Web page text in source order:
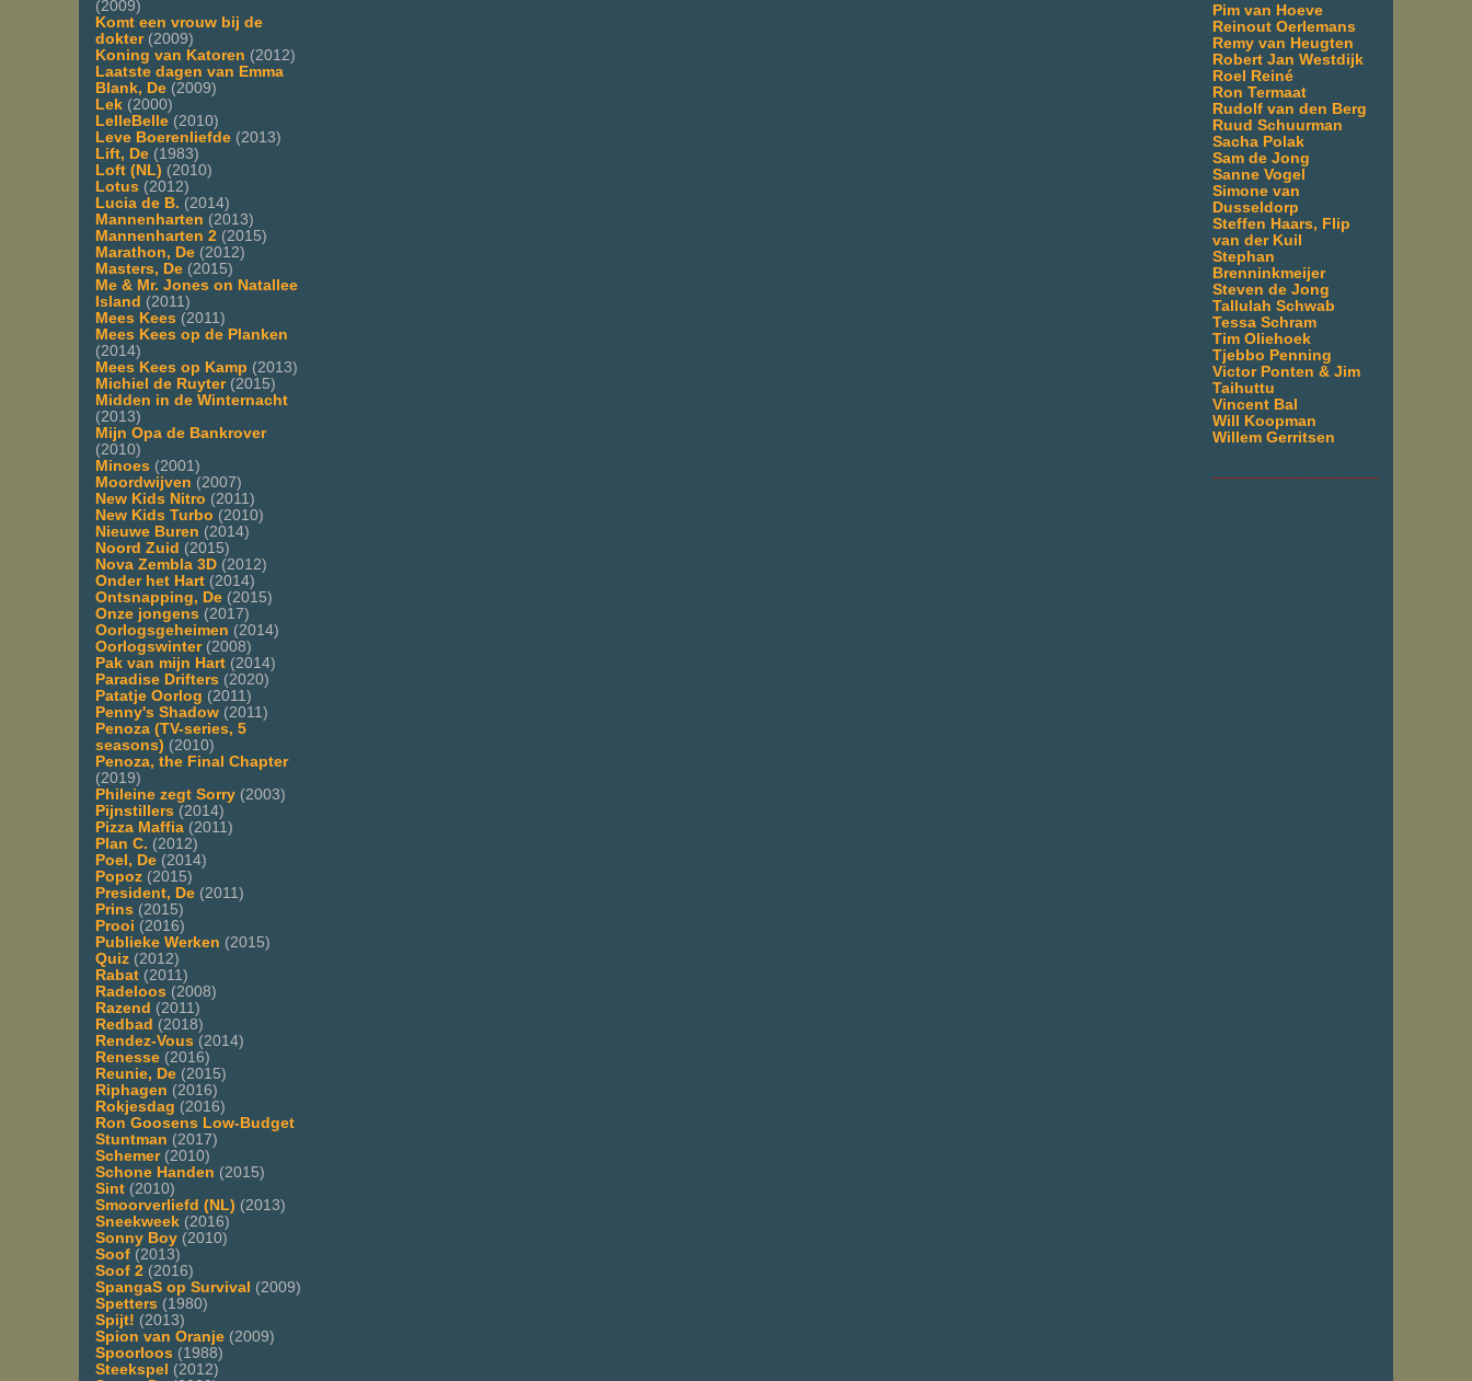
(2009)
Komt een vrouw bij de
dokter(2009)
Koning van Katoren (2012)
Laatste dagen van Emma
Blank, De (2009)
Lek (2000)
LelleBelle (2010)
Leve Boerenliefde (2013)
Lift, De (1983)
Loft (NL) (2010)
Lotus (2012)
Lucia de B. (2014)
Mannenharten (2013)
Mannenharten 2 (2015)
Marathon, De (2012)
Masters, De (2015)
Me & Mr. Jones on Natallee
Island (2011)
Mees Kees (2011)
Mees Kees op de Planken
(2014)
Mees Kees op Kamp (2013)
Michiel de Ruyter(2015)
Midden in de Winternacht
(2013)
Mijn Opa de Bankrover
(2010)
Minoes (2001)
Moordwijven (2007)
New Kids Nitro (2011)
New Kids Turbo (2010)
Nieuwe Buren (2014)
Noord Zuid (2015)
Nova Zembla 3D (2012)
Onder het Hart (2014)
Ontsnapping, De (2015)
Onze jongens (2017)
Oorlogsgeheimen (2014)
Oorlogswinter(2008)
Pak van mijn Hart (2014)
Paradise Drifters (2020)
Patatje Oorlog (2011)
Penny's Shadow (2011)
Penoza (TV-series, 5
seasons) (2010)
Penoza, the Final Chapter
(2019)
Phileine zegt Sorry (2003)
Pijnstillers (2014)
Pizza Maffia (2011)
Plan C. (2012)
Poel, De (2014)
Popoz (2015)
President, De (2011)
Prins (2015)
Prooi (2016)
Publieke Werken (2015)
Quiz (2012)
Rabat (2011)
Radeloos (2008)
Razend (2011)
Redbad (2018)
Rendez-Vous (2014)
Renesse (2016)
Reunie, De (2015)
Riphagen (2016)
Rokjesdag (2016)
Ron Goosens Low-Budget
Stuntman (2017)
Schemer(2010)
Schone Handen (2015)
Sint (2010)
Smoorverliefd (NL) (2013)
Sneekweek (2016)
Sonny Boy (2010)
Soof (2013)
Soof 2 (2016)
SpangaS op Survival (2009)
Spetters (1980)
Spijt! (2013)
Spion van Oranje (2009)
Spoorloos (1988)
Steekspel (2012)
Pim van Hoeve
Reinout Oerlemans
Remy van Heugten
Robert Jan Westdijk
Roel Reiné
Ron Termaat
Rudolf van den Berg
Ruud Schuurman
Sacha Polak
Sam de Jong
Sanne Vogel
Simone van
Dusseldorp
Steffen Haars, Flip
van der Kuil
Stephan
Brenninkmeijer
Steven de Jong
Tallulah Schwab
Tessa Schram
Tim Oliehoek
Tjebbo Penning
Victor Ponten & Jim
Taihuttu
Vincent Bal
Will Koopman
Willem Gerritsen